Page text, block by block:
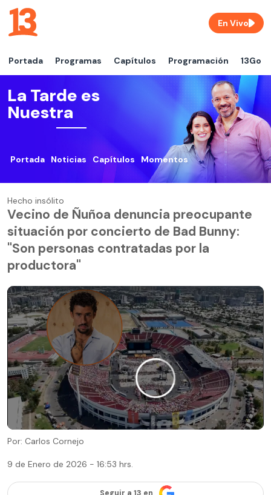
Portada Programas Capítulos Programación 13Go
En Vivo
La Tarde es
Nuestra
Portada Noticias Capítulos Momentos
Hecho insólito
Vecino de Ñuñoa denuncia preocupante
situación por concierto de Bad Bunny:
"Son personas contratadas por la
productora"
Por: Carlos Cornejo
9 de Enero de 2026 - 16:53 hrs.